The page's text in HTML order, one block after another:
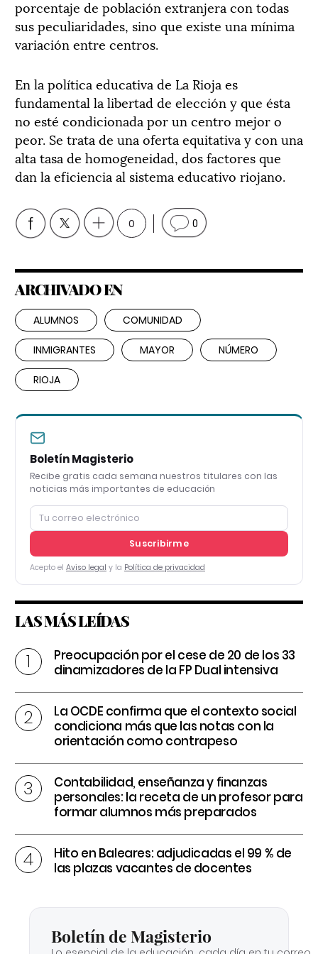
porcentaje de población extranjera con todas
sus peculiaridades, sino que existe una mínima
variación entre centros.
En la política educativa de La Rioja es
fundamental la libertad de elección y que ésta
no esté condicionada por un centro mejor o
peor. Se trata de una oferta equitativa y con una
alta tasa de homogeneidad, dos factores que
dan la eficiencia al sistema educativo riojano.
0 0
ARCHIVADO EN
ALUMNOS COMUNIDAD
INMIGRANTES MAYOR NÚMERO
RIOJA
Boletín Magisterio
Recibe gratis cada semana nuestros titulares con las
noticias más importantes de educación
Suscribirme
Acepto el Aviso legal y la Política de privacidad
LAS MÁS LEÍDAS
Preocupación por el cese de 20 de los 33
dinamizadores de la FP Dual intensiva
La OCDE confirma que el contexto social
condiciona más que las notas con la
orientación como contrapeso
Contabilidad, enseñanza y finanzas
personales: la receta de un profesor para
formar alumnos más preparados
Hito en Baleares: adjudicadas el 99 % de
las plazas vacantes de docentes
Boletín de Magisterio